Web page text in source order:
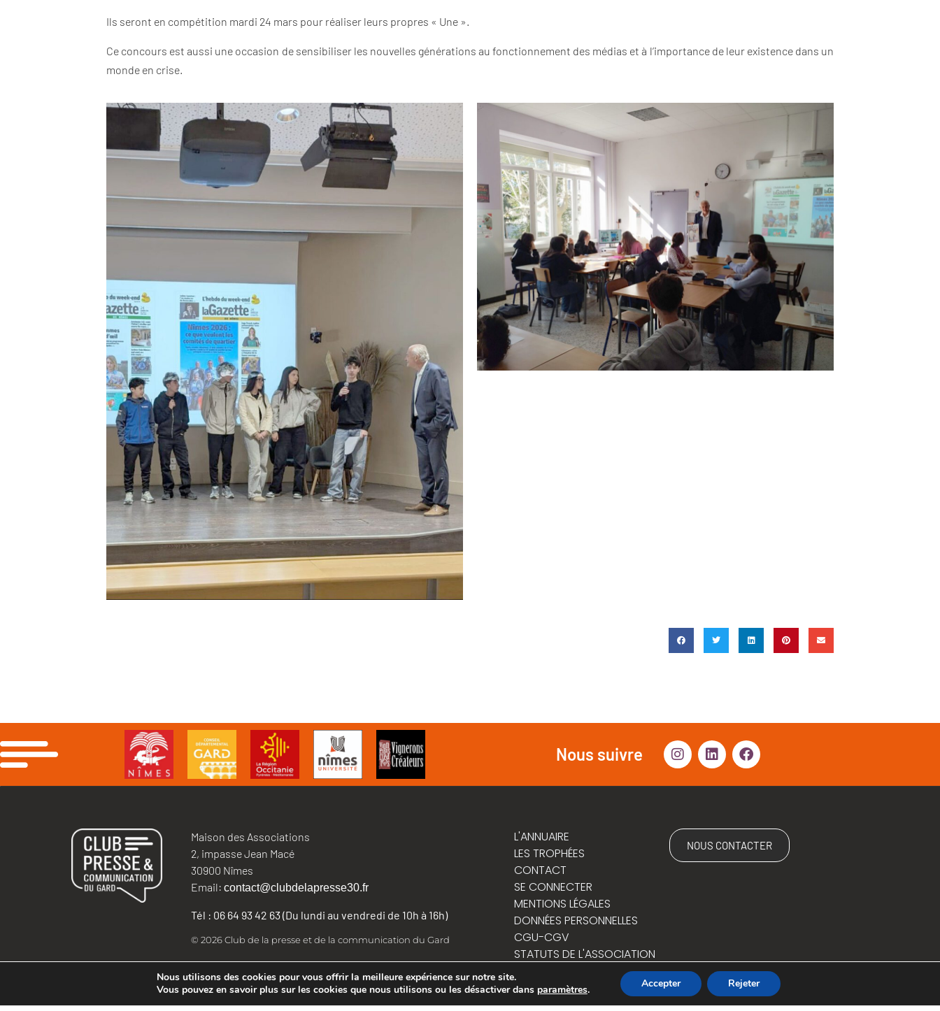
Ils seront en compétition mardi 24 mars pour réaliser leurs propres « Une ».
Ce concours est aussi une occasion de sensibiliser les nouvelles générations au fonctionnement des médias et à l’importance de leur existence dans un
monde en crise.
Nous suivre
Maison des Associations
2, impasse Jean Macé
30900 Nîmes
Email: contact@clubdelapresse30.fr
Tél : 06 64 93 42 63 (Du lundi au vendredi de 10h à 16h)
© 2026 Club de la presse et de la communication du Gard
L'ANNUAIRE
LES TROPHÉES
CONTACT
SE CONNECTER
MENTIONS LÉGALES
DONNÉES PERSONNELLES
CGU-CGV
STATUTS DE L'ASSOCIATION
NOUS CONTACTER
Nous utilisons des cookies pour vous offrir la meilleure expérience sur notre site.
Vous pouvez en savoir plus sur les cookies que nous utilisons ou les désactiver dans paramètres. Accepter Rejeter